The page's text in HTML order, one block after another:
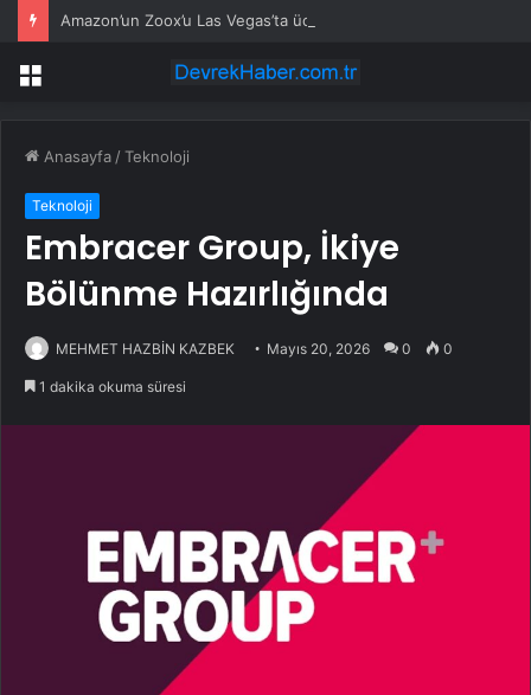
Amazon’un Zoox’u Las Vegas’ta ücretli taşımaya başlıyor
Menü
Anasayfa /Teknoloji
Teknoloji
Embracer Group, İkiye
Bölünme Hazırlığında
MEHMET HAZBİN KAZBEK Mayıs 20, 2026 0 0
1 dakika okuma süresi